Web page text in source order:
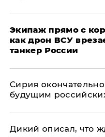
Экипаж прямо с
как дрон ВСУ
танкер России
Сирия
будущим
Дикий описал, что